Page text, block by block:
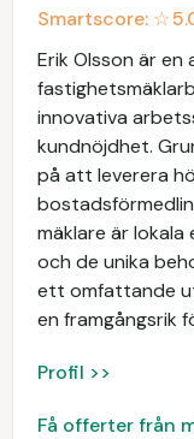
Smartscore: ☆
Erik Olsson är
innovativa
kundnöjdhet.
på att leverera
mäklare är
och de unika
ett omfattande
en framgångsrik
Profil >>
Få offerter från